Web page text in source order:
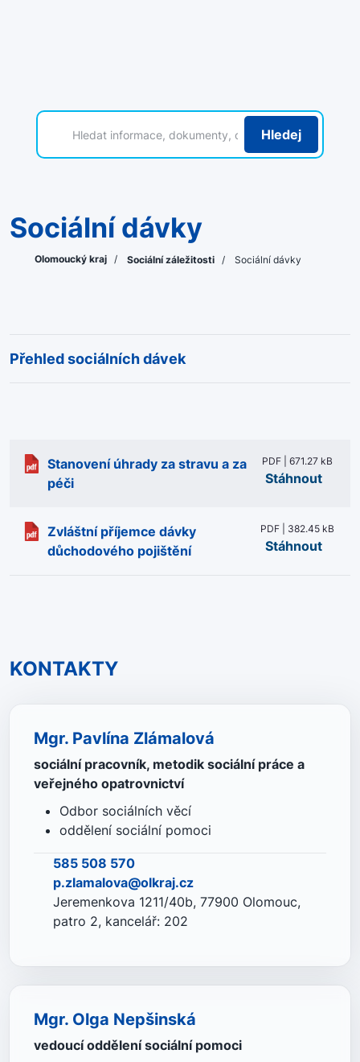
Hledej
Sociální dávky
Olomoucký kraj / Sociální záležitosti / Sociální dávky
Přehled sociálních dávek
Stanovení úhrady za stravu a za
péči
PDF | 671.27 kB
Stáhnout
Zvláštní příjemce dávky
důchodového pojištění
PDF | 382.45 kB
Stáhnout
KONTAKTY
Mgr. Pavlína Zlámalová
sociální pracovník, metodik sociální práce a
veřejného opatrovnictví
Odbor sociálních věcí
oddělení sociální pomoci
585 508 570
p.zlamalova@olkraj.cz
Jeremenkova 1211/40b, 77900 Olomouc,
patro 2, kancelář: 202
Mgr. Olga Nepšinská
vedoucí oddělení sociální pomoci